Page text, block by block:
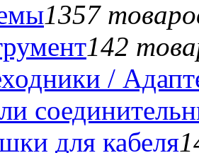
1357
142
/
для кабеля